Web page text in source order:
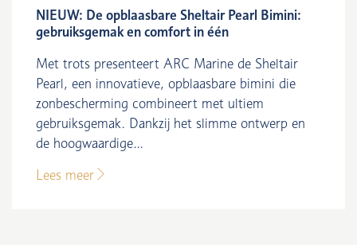
NIEUW: De opblaasbare Sheltair Pearl Bimini:
gebruiksgemak en comfort in één
Met trots presenteert ARC Marine de Sheltair
Pearl, een innovatieve, opblaasbare bimini die
zonbescherming combineert met ultiem
gebruiksgemak. Dankzij het slimme ontwerp en
de hoogwaardige...
Lees meer